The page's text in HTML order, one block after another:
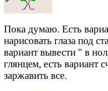
Пока думаю. Есть
нарисовать глаза под
вариант вывести " в
глянцем, есть вариант
заржавить все.